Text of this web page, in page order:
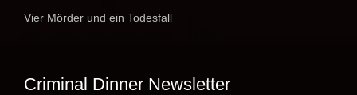
Vier Mörder und ein Todesfall
Criminal Dinner Newsletter